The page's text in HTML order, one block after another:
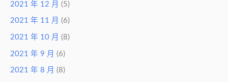
2021 年 12 月 (5)
2021 年 11 月 (6)
2021 年 10 月 (8)
2021 年 9 月 (6)
2021 年 8 月 (8)